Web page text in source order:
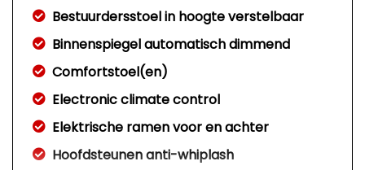
Bestuurdersstoel in hoogte verstelbaar
Binnenspiegel automatisch dimmend
Comfortstoel(en)
Electronic climate control
Elektrische ramen voor en achter
Hoofdsteunen anti-whiplash